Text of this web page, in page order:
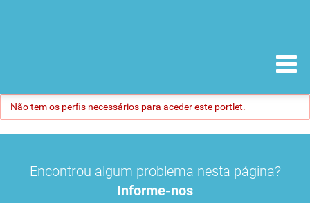
Não tem os perfis necessários para aceder este portlet.
Encontrou algum problema nesta página?
Informe-nos